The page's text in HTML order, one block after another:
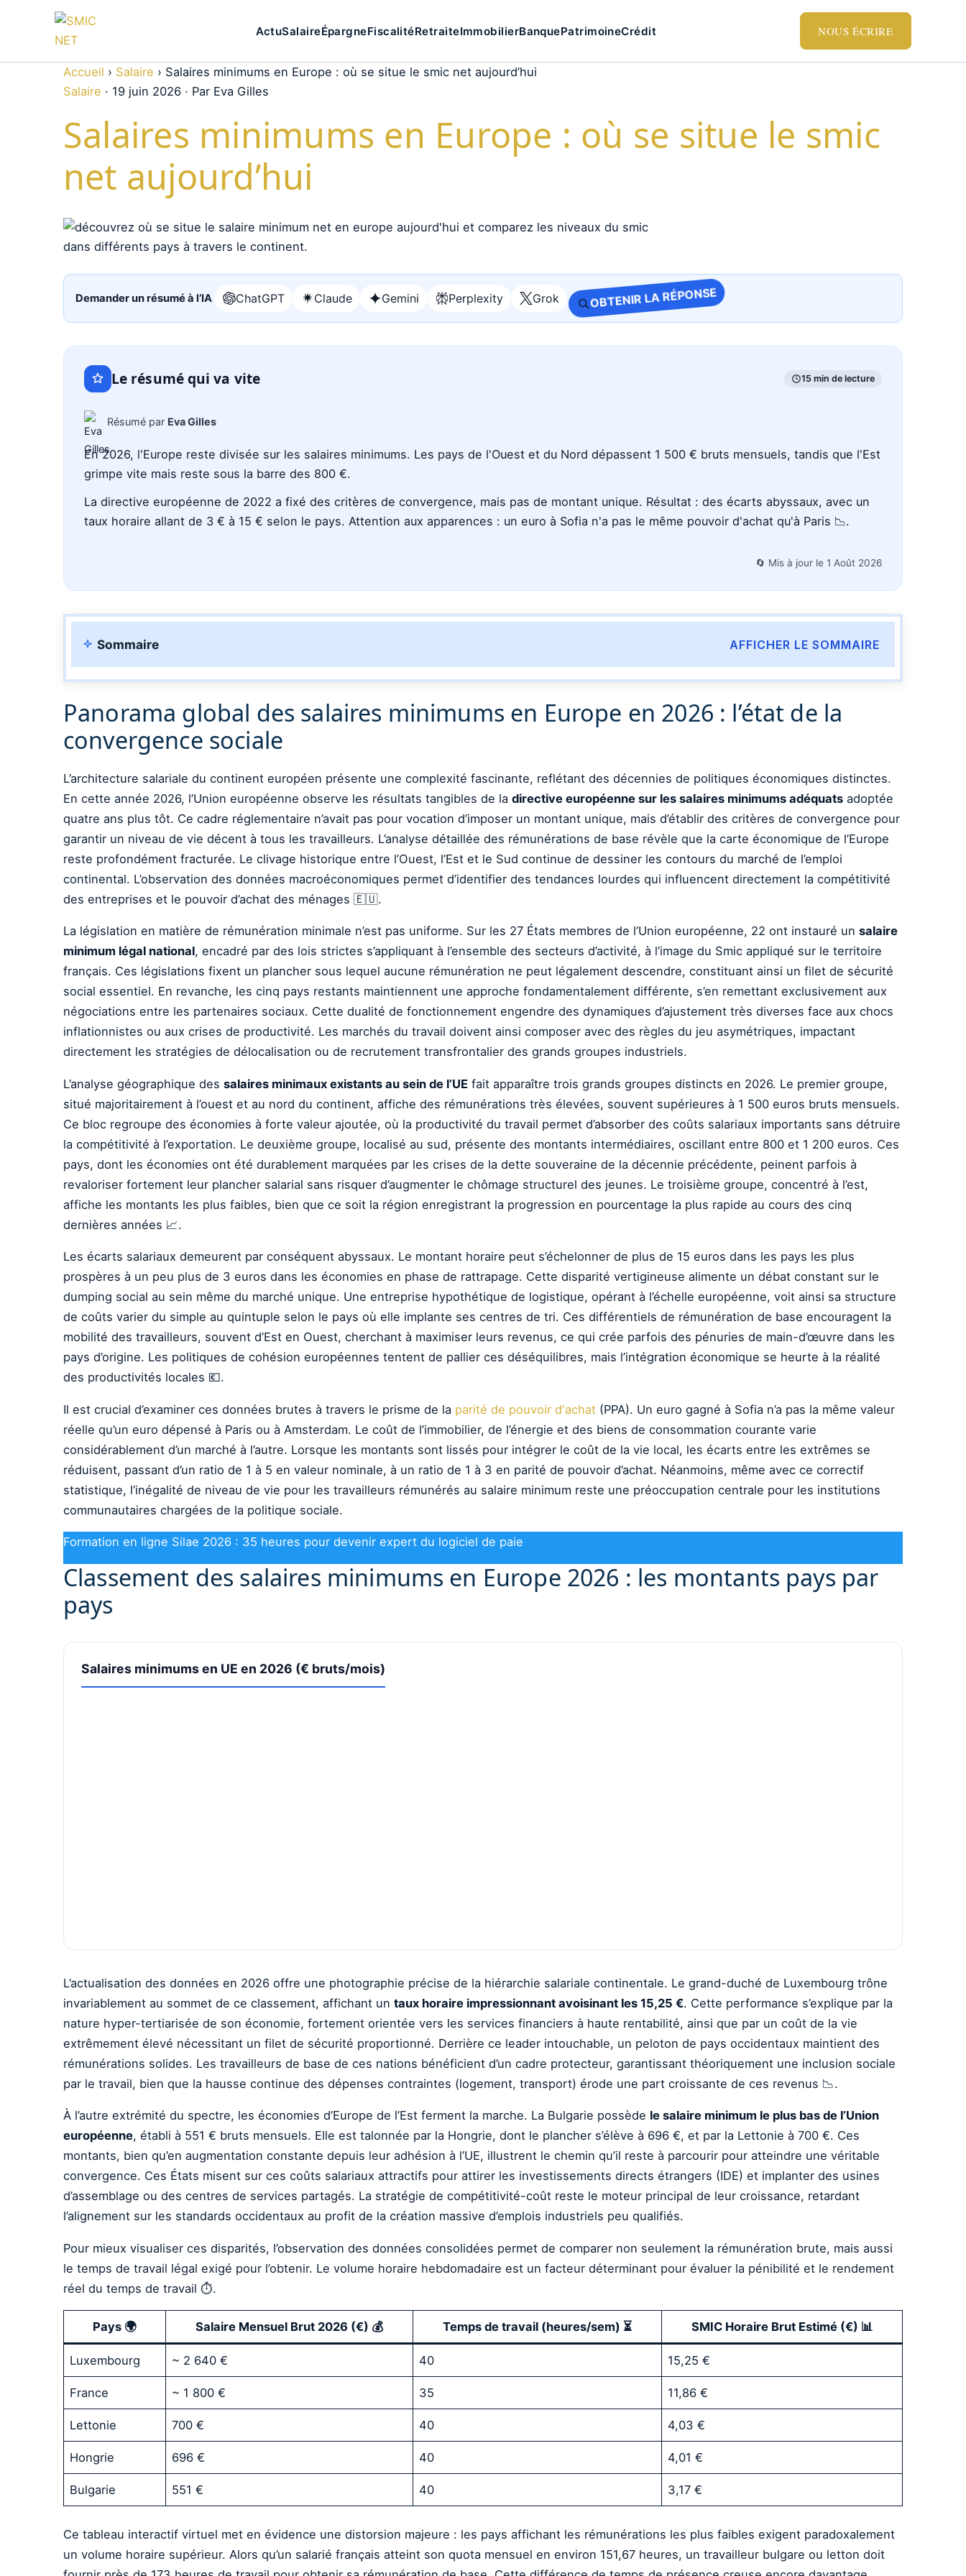
ActuSalaireÉpargneFiscalitéRetraiteImmobilierBanquePatrimoineCrédit NOUS ÉCRIRE
Accueil › Salaire › Salaires minimums en Europe : où se situe le smic net aujourd’hui
Salaire · 19 juin 2026 · Par Eva Gilles
Salaires minimums en Europe : où se situe le smic
net aujourd’hui
Demander un résumé à l’IA ChatGPT
Ouvrir
avec
Claude
Ouvrir
avec
Gemini
Ouvrir
avec
Perplexity
Ouvrir
avec
Grok
Ouvrir
avec
OBTENIR LA RÉPONSE
Le résumé qui va vite 15 min de lecture
Résumé par Eva Gilles
En 2026, l'Europe reste divisée sur les salaires minimums. Les pays de l'Ouest et du Nord dépassent 1 500 € bruts mensuels, tandis que l'Est
grimpe vite mais reste sous la barre des 800 €.
La directive européenne de 2022 a fixé des critères de convergence, mais pas de montant unique. Résultat : des écarts abyssaux, avec un
taux horaire allant de 3 € à 15 € selon le pays. Attention aux apparences : un euro à Sofia n'a pas le même pouvoir d'achat qu'à Paris 📉.
🔄 Mis à jour le 1 Août 2026
Sommaire AFFICHER LE SOMMAIRE
Panorama global des salaires minimums en Europe en 2026 : l’état de la
convergence sociale
L’architecture salariale du continent européen présente une complexité fascinante, reflétant des décennies de politiques économiques distinctes.
En cette année 2026, l’Union européenne observe les résultats tangibles de la directive européenne sur les salaires minimums adéquats adoptée
quatre ans plus tôt. Ce cadre réglementaire n’avait pas pour vocation d’imposer un montant unique, mais d’établir des critères de convergence pour
garantir un niveau de vie décent à tous les travailleurs. L’analyse détaillée des rémunérations de base révèle que la carte économique de l’Europe
reste profondément fracturée. Le clivage historique entre l’Ouest, l’Est et le Sud continue de dessiner les contours du marché de l’emploi
continental. L’observation des données macroéconomiques permet d’identifier des tendances lourdes qui influencent directement la compétitivité
des entreprises et le pouvoir d’achat des ménages 🇪🇺.
La législation en matière de rémunération minimale n’est pas uniforme. Sur les 27 États membres de l’Union européenne, 22 ont instauré un salaire
minimum légal national, encadré par des lois strictes s’appliquant à l’ensemble des secteurs d’activité, à l’image du Smic appliqué sur le territoire
français. Ces législations fixent un plancher sous lequel aucune rémunération ne peut légalement descendre, constituant ainsi un filet de sécurité
social essentiel. En revanche, les cinq pays restants maintiennent une approche fondamentalement différente, s’en remettant exclusivement aux
négociations entre les partenaires sociaux. Cette dualité de fonctionnement engendre des dynamiques d’ajustement très diverses face aux chocs
inflationnistes ou aux crises de productivité. Les marchés du travail doivent ainsi composer avec des règles du jeu asymétriques, impactant
directement les stratégies de délocalisation ou de recrutement transfrontalier des grands groupes industriels.
L’analyse géographique des salaires minimaux existants au sein de l’UE fait apparaître trois grands groupes distincts en 2026. Le premier groupe,
situé majoritairement à l’ouest et au nord du continent, affiche des rémunérations très élevées, souvent supérieures à 1 500 euros bruts mensuels.
Ce bloc regroupe des économies à forte valeur ajoutée, où la productivité du travail permet d’absorber des coûts salariaux importants sans détruire
la compétitivité à l’exportation. Le deuxième groupe, localisé au sud, présente des montants intermédiaires, oscillant entre 800 et 1 200 euros. Ces
pays, dont les économies ont été durablement marquées par les crises de la dette souveraine de la décennie précédente, peinent parfois à
revaloriser fortement leur plancher salarial sans risquer d’augmenter le chômage structurel des jeunes. Le troisième groupe, concentré à l’est,
affiche les montants les plus faibles, bien que ce soit la région enregistrant la progression en pourcentage la plus rapide au cours des cinq
dernières années 📈.
Les écarts salariaux demeurent par conséquent abyssaux. Le montant horaire peut s’échelonner de plus de 15 euros dans les pays les plus
prospères à un peu plus de 3 euros dans les économies en phase de rattrapage. Cette disparité vertigineuse alimente un débat constant sur le
dumping social au sein même du marché unique. Une entreprise hypothétique de logistique, opérant à l’échelle européenne, voit ainsi sa structure
de coûts varier du simple au quintuple selon le pays où elle implante ses centres de tri. Ces différentiels de rémunération de base encouragent la
mobilité des travailleurs, souvent d’Est en Ouest, cherchant à maximiser leurs revenus, ce qui crée parfois des pénuries de main-d’œuvre dans les
pays d’origine. Les politiques de cohésion européennes tentent de pallier ces déséquilibres, mais l’intégration économique se heurte à la réalité
des productivités locales 💶.
Il est crucial d’examiner ces données brutes à travers le prisme de la parité de pouvoir d'achat (PPA). Un euro gagné à Sofia n’a pas la même valeur
réelle qu’un euro dépensé à Paris ou à Amsterdam. Le coût de l’immobilier, de l’énergie et des biens de consommation courante varie
considérablement d’un marché à l’autre. Lorsque les montants sont lissés pour intégrer le coût de la vie local, les écarts entre les extrêmes se
réduisent, passant d’un ratio de 1 à 5 en valeur nominale, à un ratio de 1 à 3 en parité de pouvoir d’achat. Néanmoins, même avec ce correctif
statistique, l’inégalité de niveau de vie pour les travailleurs rémunérés au salaire minimum reste une préoccupation centrale pour les institutions
communautaires chargées de la politique sociale.
Formation en ligne Silae 2026 : 35 heures pour devenir expert du logiciel de paie
Classement des salaires minimums en Europe 2026 : les montants pays par
pays
Salaires minimums en UE en 2026 (€ bruts/mois)
L’actualisation des données en 2026 offre une photographie précise de la hiérarchie salariale continentale. Le grand-duché de Luxembourg trône
invariablement au sommet de ce classement, affichant un taux horaire impressionnant avoisinant les 15,25 €. Cette performance s’explique par la
nature hyper-tertiarisée de son économie, fortement orientée vers les services financiers à haute rentabilité, ainsi que par un coût de la vie
extrêmement élevé nécessitant un filet de sécurité proportionné. Derrière ce leader intouchable, un peloton de pays occidentaux maintient des
rémunérations solides. Les travailleurs de base de ces nations bénéficient d’un cadre protecteur, garantissant théoriquement une inclusion sociale
par le travail, bien que la hausse continue des dépenses contraintes (logement, transport) érode une part croissante de ces revenus 📉.
À l’autre extrémité du spectre, les économies d’Europe de l’Est ferment la marche. La Bulgarie possède le salaire minimum le plus bas de l’Union
européenne, établi à 551 € bruts mensuels. Elle est talonnée par la Hongrie, dont le plancher s’élève à 696 €, et par la Lettonie à 700 €. Ces
montants, bien qu’en augmentation constante depuis leur adhésion à l’UE, illustrent le chemin qu’il reste à parcourir pour atteindre une véritable
convergence. Ces États misent sur ces coûts salariaux attractifs pour attirer les investissements directs étrangers (IDE) et implanter des usines
d’assemblage ou des centres de services partagés. La stratégie de compétitivité-coût reste le moteur principal de leur croissance, retardant
l’alignement sur les standards occidentaux au profit de la création massive d’emplois industriels peu qualifiés.
Pour mieux visualiser ces disparités, l’observation des données consolidées permet de comparer non seulement la rémunération brute, mais aussi
le temps de travail légal exigé pour l’obtenir. Le volume horaire hebdomadaire est un facteur déterminant pour évaluer la pénibilité et le rendement
réel du temps de travail ⏱️.
Pays 🌍 Salaire Mensuel Brut 2026 (€) 💰 Temps de travail (heures/sem) ⏳ SMIC Horaire Brut Estimé (€) 📊
Luxembourg ~ 2 640 € 40 15,25 €
France ~ 1 800 € 35 11,86 €
Lettonie 700 € 40 4,03 €
Hongrie 696 € 40 4,01 €
Bulgarie 551 € 40 3,17 €
Ce tableau interactif virtuel met en évidence une distorsion majeure : les pays affichant les rémunérations les plus faibles exigent paradoxalement
un volume horaire supérieur. Alors qu’un salarié français atteint son quota mensuel en environ 151,67 heures, un travailleur bulgare ou letton doit